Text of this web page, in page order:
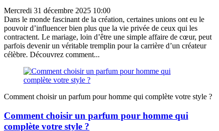
Mercredi 31 décembre 2025 10:00
Dans le monde fascinant de la création, certaines unions ont eu le
pouvoir d’influencer bien plus que la vie privée de ceux qui les
contractent. Le mariage, loin d’être une simple affaire de cœur, peut
parfois devenir un véritable tremplin pour la carrière d’un créateur
célèbre. Découvrez comment...
Comment choisir un parfum pour homme qui complète votre style ?
Comment choisir un parfum pour homme qui
complète votre style ?